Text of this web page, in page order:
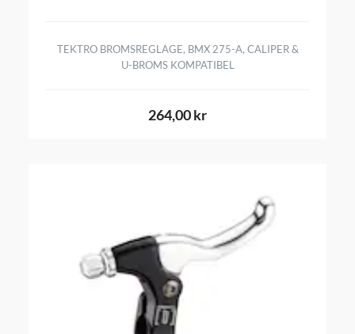
TEKTRO BROMSREGLAGE, BMX 275-A, CALIPER &
U-BROMS KOMPATIBEL
264,00 kr